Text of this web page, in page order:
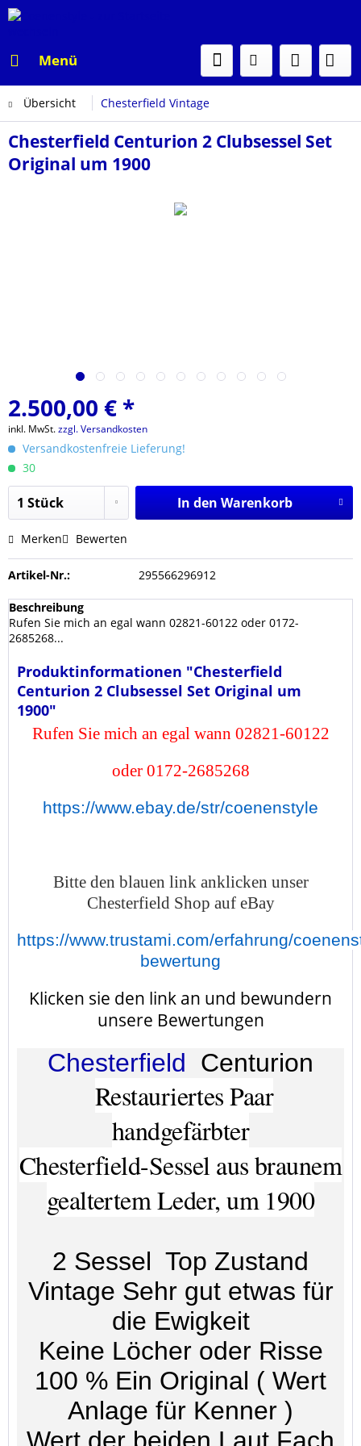
Menü
Übersicht Chesterfield Vintage
Chesterfield Centurion 2 Clubsessel Set
Original um 1900
2.500,00 € *
inkl. MwSt.zzgl. Versandkosten
Versandkostenfreie Lieferung!
30
In den Warenkorb
Merken Bewerten
Artikel-Nr.: 295566296912
Beschreibung
Rufen Sie mich an egal wann 02821-60122 oder 0172-
2685268...
Produktinformationen "Chesterfield
Centurion 2 Clubsessel Set Original um
1900"
Rufen Sie mich an egal wann 02821-60122
oder 0172-2685268
https://www.ebay.de/str/coenenstyle
Bitte den blauen link anklicken unser
Chesterfield Shop auf eBay
https://www.trustami.com/erfahrung/
bewertung
Klicken sie den link an und bewundern
unsere Bewertungen
Chesterfield Centurion
Restauriertes Paar
handgefärbter
Chesterfield-Sessel aus braunem
gealtertem Leder, um 1900
2 Sessel Top Zustand
Vintage Sehr gut etwas für
die Ewigkeit
Keine Löcher oder Risse
100 % Ein Original ( Wert
Anlage für Kenner )